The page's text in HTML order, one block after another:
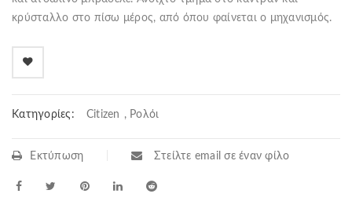
κρύσταλλο στο πίσω μέρος, από όπου φαίνεται ο μηχανισμός.
Κατηγορίες: Citizen , Ρολόι
Εκτύπωση Στείλτε email σε έναν φίλο